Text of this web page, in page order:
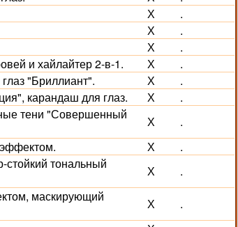
Х
.
Х
.
Х
.
и хайлайтер 2-в-1. Х
.
"Бриллиант". Х
.
карандаш для глаз. Х
.
тени "Совершенный
Х
.
Х
.
стойкий тональный
Х .
маскирующий
Х
.